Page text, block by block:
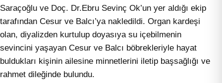
Saraçoğlu ve Doç. Dr.Ebru Sevinç Ok’un yer aldığı ekip
tarafından Cesur ve Balcı’ya nakledildi. Organ kardeşi
olan, diyalizden kurtulup doyasıya su içebilmenin
sevincini yaşayan Cesur ve Balcı böbrekleriyle hayat
buldukları kişinin ailesine minnetlerini iletip başsağlığı ve
rahmet dileğinde bulundu.